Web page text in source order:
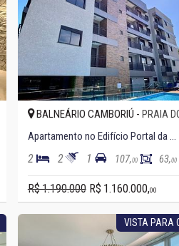
BALNEÁRIO CAMBORIÚ - PRAIA DOS
Apartamento no Edifício Portal da Brava
2 2 1 107,00 63,00
R$ 1.190.000 R$ 1.160.000,00
VISTA PARA